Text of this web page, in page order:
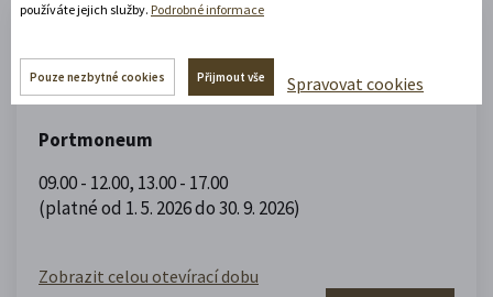
Váchala
Portmoneum
09.00 - 12.00, 13.00 - 17.00
(platné od 1. 5. 2026 do 30. 9. 2026)
Zobrazit celou otevírací dobu
používáte jejich služby. Podrobné informace
Pouze nezbytné cookies Přijmout vše Spravovat cookies